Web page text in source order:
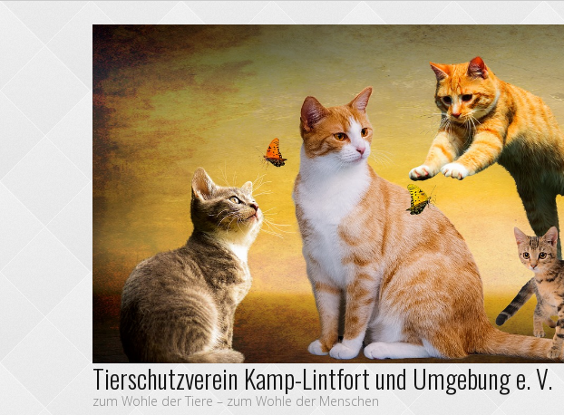
Tierschutzverein Kamp-Lintfort und Umgebung e. V.
zum Wohle der Tiere – zum Wohle der Menschen